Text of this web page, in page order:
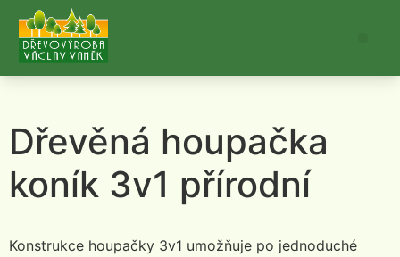
Dřevěná houpačka
koník 3v1 přírodní
Konstrukce houpačky 3v1 umožňuje po jednoduché